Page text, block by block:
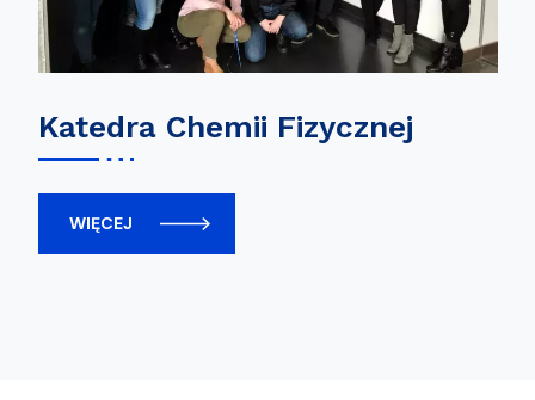
Katedra Chemii Fizycznej
WIĘCEJ